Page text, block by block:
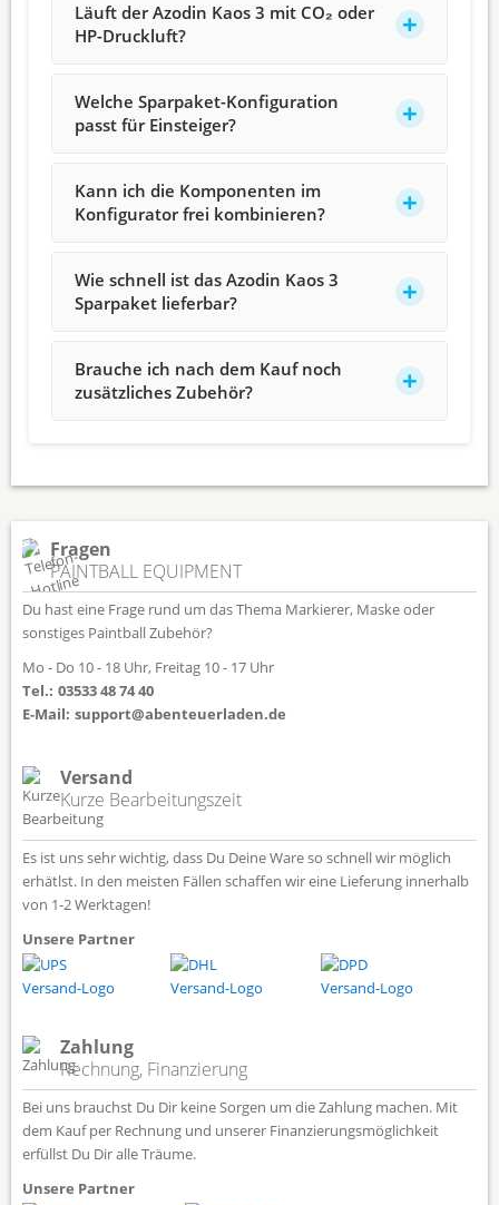
Läuft der Azodin Kaos 3 mit CO₂ oder
HP-Druckluft?
Welche Sparpaket-Konfiguration
passt für Einsteiger?
Kann ich die Komponenten im
Konfigurator frei kombinieren?
Wie schnell ist das Azodin Kaos 3
Sparpaket lieferbar?
Brauche ich nach dem Kauf noch
zusätzliches Zubehör?
Fragen
PAINTBALL EQUIPMENT
Du hast eine Frage rund um das Thema Markierer, Maske oder
sonstiges Paintball Zubehör?
Mo - Do 10 - 18 Uhr, Freitag 10 - 17 Uhr
Tel.: 03533 48 74 40
E-Mail: support@abenteuerladen.de
Versand
Kurze Bearbeitungszeit
Es ist uns sehr wichtig, dass Du Deine Ware so schnell wir möglich
erhätlst. In den meisten Fällen schaffen wir eine Lieferung innerhalb
von 1-2 Werktagen!
Unsere Partner
Zahlung
Rechnung, Finanzierung
Bei uns brauchst Du Dir keine Sorgen um die Zahlung machen. Mit
dem Kauf per Rechnung und unserer Finanzierungsmöglichkeit
erfüllst Du Dir alle Träume.
Unsere Partner